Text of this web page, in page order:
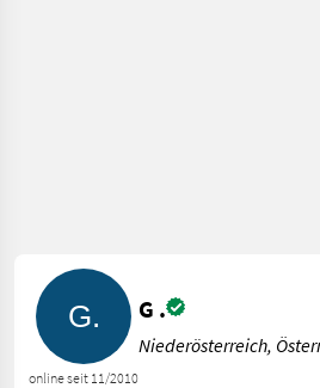
online seit 11/2010
G .
Niederösterreich,